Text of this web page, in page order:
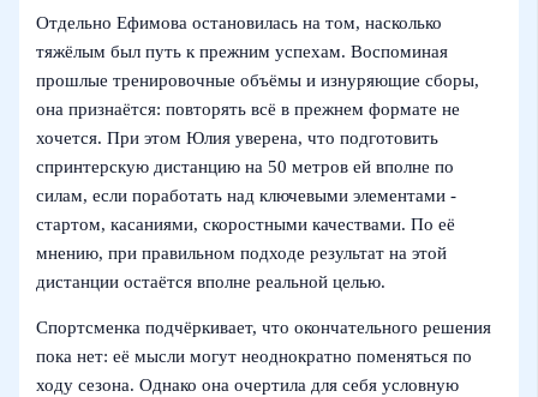
Отдельно Ефимова остановилась на том, насколько
тяжёлым был путь к прежним успехам. Воспоминая
прошлые тренировочные объёмы и изнуряющие сборы,
она признаётся: повторять всё в прежнем формате не
хочется. При этом Юлия уверена, что подготовить
спринтерскую дистанцию на 50 метров ей вполне по
силам, если поработать над ключевыми элементами -
стартом, касаниями, скоростными качествами. По её
мнению, при правильном подходе результат на этой
дистанции остаётся вполне реальной целью.
Спортсменка подчёркивает, что окончательного решения
пока нет: её мысли могут неоднократно поменяться по
ходу сезона. Однако она очертила для себя условную